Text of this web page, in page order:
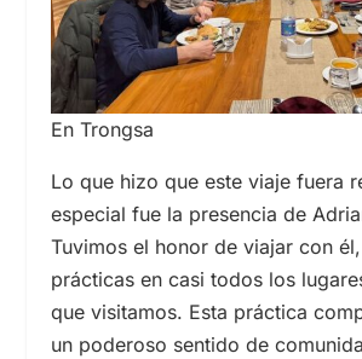
En Trongsa
Lo que hizo que este viaje fuera
especial fue la presencia de
Tuvimos el honor de viajar con
prácticas en casi todos los
que visitamos. Esta práctica
un poderoso sentido de